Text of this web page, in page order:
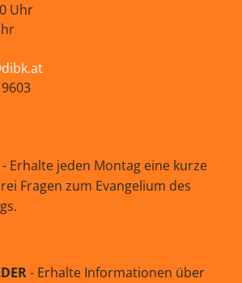
Uhr
- Erhalte jeden Montag eine kurze
Fragen zum Evangelium des
- Erhalte Informationen über